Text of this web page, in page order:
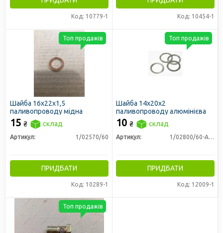
Код: 10779-1 Код: 10454-1
Шайба 16х22х1,5
паливопроводу мідна
15 ₴ склад
Артикул: 1/02570/60
ПРИДБАТИ
Код: 10289-1
Топ продажів
Шайба 14х20х2
паливопроводу алюмінієва
10 ₴ склад
Артикул: 1/02800/60-Ал-01
ПРИДБАТИ
Код: 12009-1
Топ продажів
Топ продажів